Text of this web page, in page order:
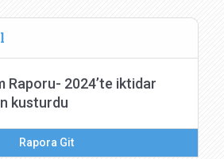
Raporu- 2024’te iktidar
kusturdu
Rapora Git